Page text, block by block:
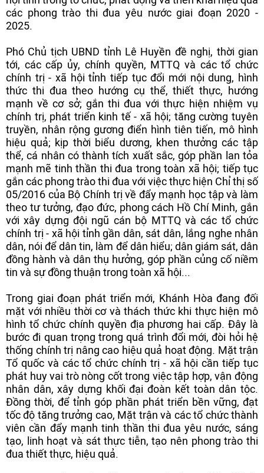
các phong trào thi đua yêu nước giai đoạn 2020 -
2025.
Phó Chủ tịch UBND tỉnh Lê Huyền đề nghị, thời gian
tới, các cấp ủy, chính quyền, MTTQ và các tổ chức
chính trị - xã hội tỉnh tiếp tục đổi mới nội dung, hình
thức thi đua theo hướng cụ thể, thiết thực, hướng
mạnh về cơ sở; gắn thi đua với thực hiện nhiệm vụ
chính trị, phát triển kinh tế - xã hội; tăng cường tuyên
truyền, nhân rộng gương điển hình tiên tiến, mô hình
hiệu quả; kịp thời biểu dương, khen thưởng các tập
thể, cá nhân có thành tích xuất sắc, góp phần lan tỏa
mạnh mẽ tinh thần thi đua trong toàn xã hội; tiếp tục
gắn các phong trào thi đua với việc thực hiện Chỉ thị số
05/2016 của Bộ Chính trị về đẩy mạnh học tập và làm
theo tư tưởng, đạo đức, phong cách Hồ Chí Minh, gắn
với xây dựng đội ngũ cán bộ MTTQ và các tổ chức
chính trị - xã hội tỉnh gần dân, sát dân, lắng nghe nhân
dân, nói để dân tin, làm để dân hiểu; dân giám sát, dân
đồng hành và dân thụ hưởng, góp phần củng cố niềm
tin và sự đồng thuận trong toàn xã hội...
Trong giai đoạn phát triển mới, Khánh Hòa đang đối
mặt với nhiều thời cơ và thách thức khi thực hiện mô
hình tổ chức chính quyền địa phương hai cấp. Đây là
bước đi quan trọng trong quá trình đổi mới, đòi hỏi hệ
thống chính trị nâng cao hiệu quả hoạt động. Mặt trận
Tổ quốc và các tổ chức chính trị - xã hội cần tiếp tục
phát huy vai trò nòng cốt trong việc tập hợp, vận động
nhân dân, xây dựng khối đại đoàn kết toàn dân tộc.
Đồng thời, để tỉnh góp phần phát triển bền vững, đạt
tốc độ tăng trưởng cao, Mặt trận và các tổ chức thành
viên cần đẩy mạnh tinh thần thi đua yêu nước, sáng
tạo, linh hoạt và sát thực tiễn, tạo nên phong trào thi
đua thiết thực, hiệu quả.